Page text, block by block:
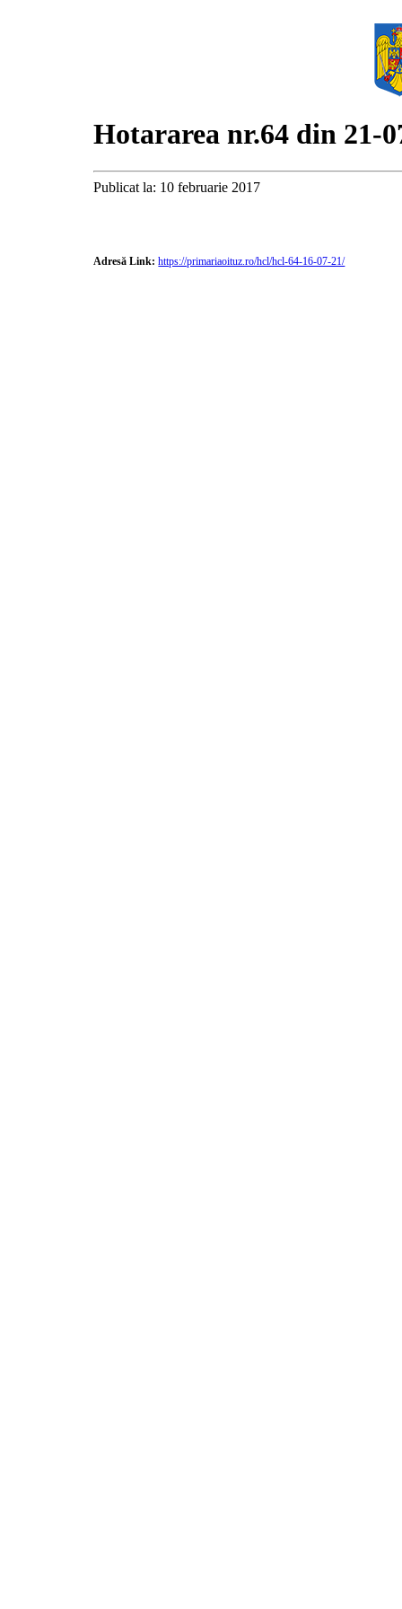
Hotararea nr.64 din 21-
Publicat la: 10 februarie 2017
Adresă Link: https://primariaoituz.ro/hcl/hcl-64-16-07-21/